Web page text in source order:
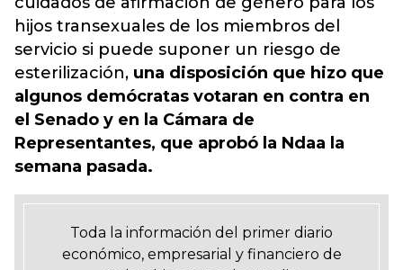
hijos transexuales de los miembros del
servicio si puede suponer un riesgo de
esterilización, una disposición que hizo que
algunos demócratas votaran en contra en
el Senado y en la Cámara de
Representantes, que aprobó la Ndaa la
semana pasada.
Toda la información del primer diario
económico, empresarial y financiero de